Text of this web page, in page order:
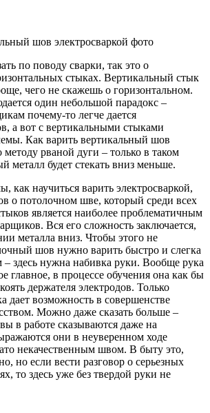
шов электросваркой фото
по поводу сварки, так это о
стыках. Вертикальный стык
чего не скажешь о горизонтальном.
один небольшой парадокс –
почему-то легче дается
а вот с вертикальными стыками
Как варить вертикальный шов
методу рваной дуги – только в таком
металл будет стекать вниз меньше.
как научиться варить электросваркой,
о потолочном шве, который среди всех
является наиболее проблематичным
Вся его сложность заключается,
металла вниз. Чтобы этого не
шов нужно варить быстро и слегка
здесь нужна набивка руки. Вообще рука
главное, в процессе обучения она как бы
держателя электродов. Только
дает возможность в совершенстве
Можно даже сказать больше –
в работе сказываются даже на
они в неуверенном ходе
некачественным швом. В быту это,
но если вести разговор о серьезных
то здесь уже без твердой руки не